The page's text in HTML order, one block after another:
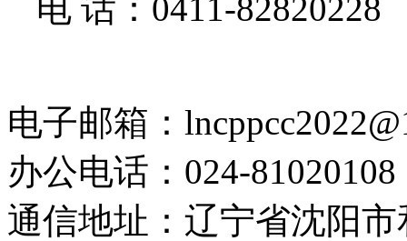
电 话： 0411-82820228
电子邮箱：
办公电话：024-81020108
通信地址：辽宁省沈阳